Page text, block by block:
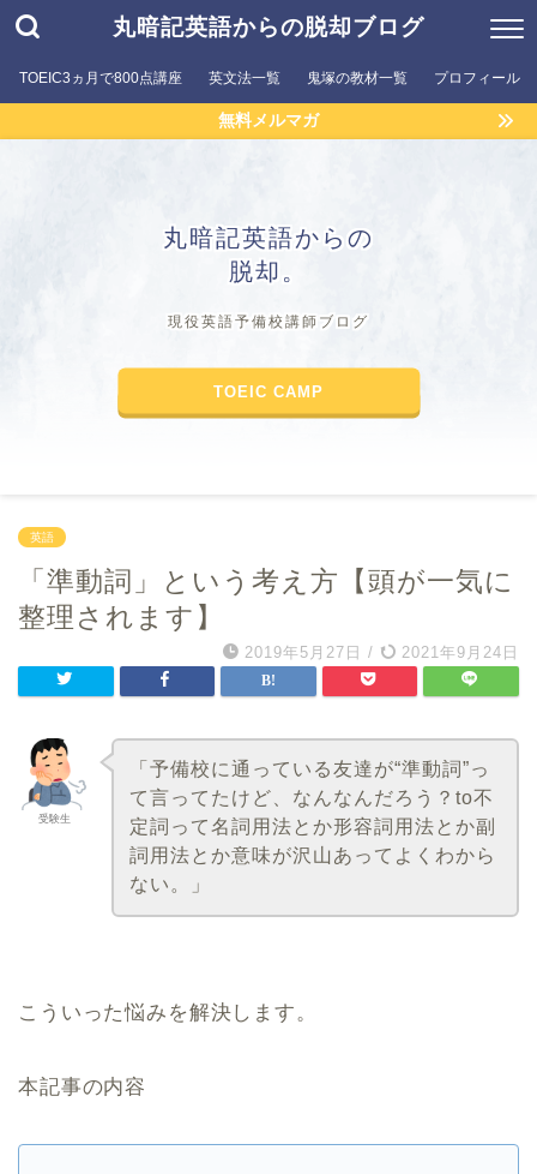
丸暗記英語からの脱却ブログ
TOEIC3ヵ月で800点講座 英文法一覧 鬼塚の教材一覧 プロフィール
無料メルマガ
丸暗記英語からの
脱却。
現役英語予備校講師ブログ
TOEIC CAMP
英語
「準動詞」という考え方【頭が一気に
整理されます】
2019年5月27日 / 2021年9月24日
受験生
「予備校に通っている友達が“準動詞”っ
て言ってたけど、なんなんだろう？to不
定詞って名詞用法とか形容詞用法とか副
詞用法とか意味が沢山あってよくわから
ない。」
こういった悩みを解決します。
本記事の内容